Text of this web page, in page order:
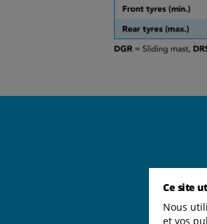
Ce site
Nous
et vos